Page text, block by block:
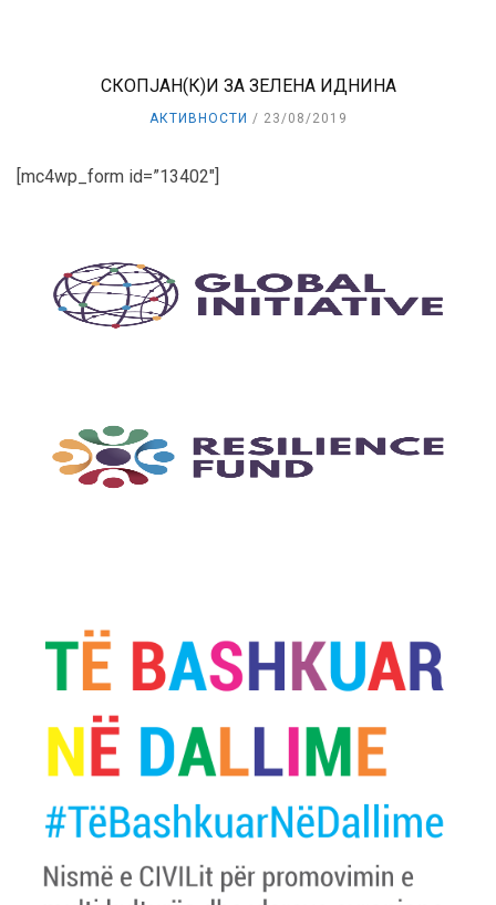
СКОПЈАН(К)И ЗА ЗЕЛЕНА ИДНИНА
АКТИВНОСТИ 23/08/2019
[mc4wp_form id=”13402″]